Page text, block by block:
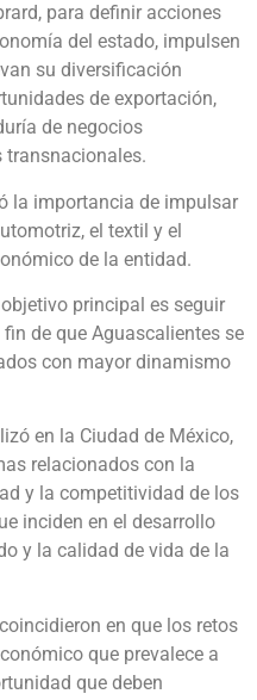
para definir acciones
del estado, impulsen
su diversificación
de exportación,
de negocios
transnacionales.
la importancia de impulsar
el textil y el
de la entidad.
principal es seguir
de que Aguascalientes se
con mayor dinamismo
en la Ciudad de México,
relacionados con la
y la competitividad de los
inciden en el desarrollo
y la calidad de vida de la
en que los retos
que prevalece a
que deben